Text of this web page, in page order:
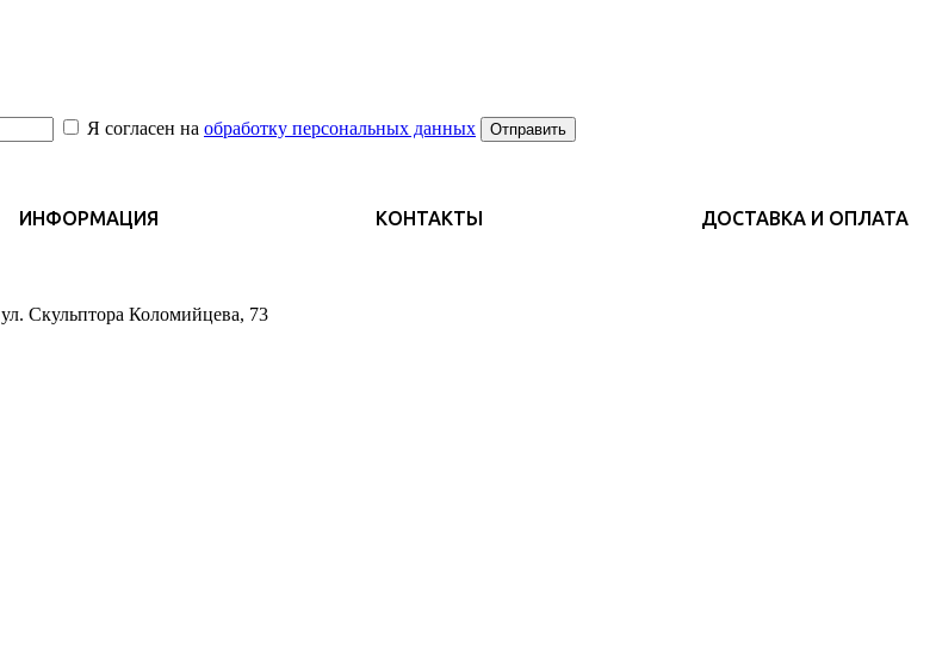
Я согласен на обработку персональных данных Отправить
ИНФОРМАЦИЯ КОНТАКТЫ ДОСТАВКА И ОПЛАТА
ул. Скульптора Коломийцева, 73